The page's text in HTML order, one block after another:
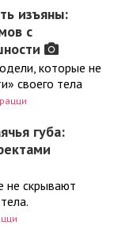
изъяны:
с
которые не
своего тела
губа:
не скрывают